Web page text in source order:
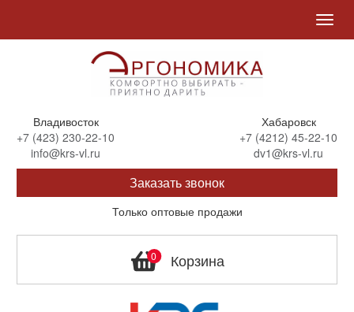
Владивосток
+7 (423) 230-22-10
info@krs-vl.ru
Хабаровск
+7 (4212) 45-22-10
dv1@krs-vl.ru
Заказать звонок
Только оптовые продажи
0